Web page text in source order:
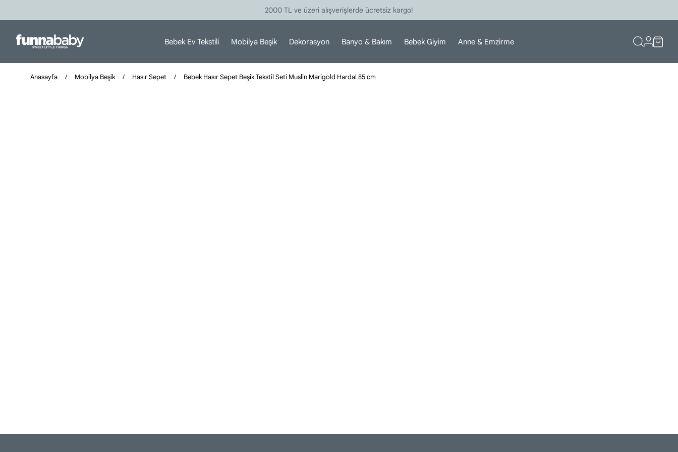
2000 TL ve üzeri alışverişlerde ücretsiz kargo!
Bebek Ev Tekstili Mobilya Beşik Dekorasyon Banyo & Bakım Bebek Giyim Anne & Emzirme
Anasayfa Mobilya Beşik Hasır Sepet Bebek Hasır Sepet Beşik Tekstil Seti Muslin Marigold Hardal 85 cm